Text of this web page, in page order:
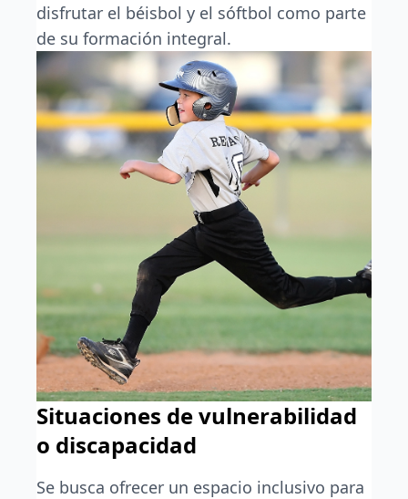
disfrutar el béisbol y el sóftbol como parte
de su formación integral.
Situaciones de vulnerabilidad
o discapacidad
Se busca ofrecer un espacio inclusivo para